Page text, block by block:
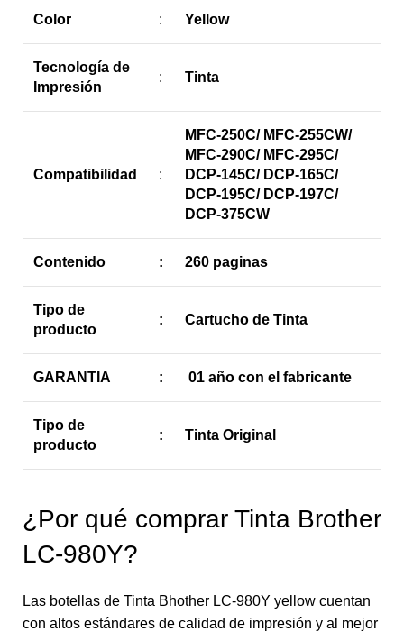
Color : Yellow
Tecnología de
Impresión
: Tinta
Compatibilidad :
MFC-250C/ MFC-255CW/
MFC-290C/ MFC-295C/
DCP-145C/ DCP-165C/
DCP-195C/ DCP-197C/
DCP-375CW
Contenido : 260 paginas
Tipo de
producto
: Cartucho de Tinta
GARANTIA : 01 año con el fabricante
Tipo de
producto
: Tinta Original
¿Por qué comprar Tinta Brother
LC-980Y?
Las botellas de Tinta Bhother LC-980Y yellow cuentan
con altos estándares de calidad de impresión y al mejor